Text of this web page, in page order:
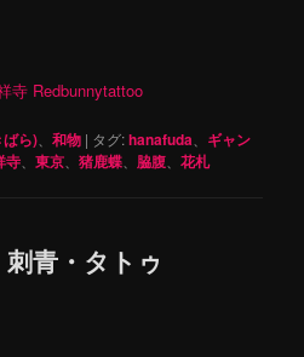
寺 Redbunnytattoo
ら) 、和物 | タグ:hanafuda
ギャン
寺 、東京 、猪鹿蝶 脇腹 、花札
青・タトゥ